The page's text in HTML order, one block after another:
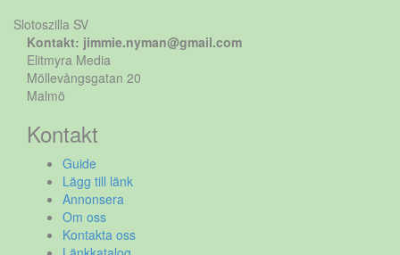
Slotoszilla SV
Kontakt: jimmie.nyman@gmail.com
Elitmyra Media
Möllevångsgatan 20
Malmö
Kontakt
Guide
Lägg till länk
Annonsera
Om oss
Kontakta oss